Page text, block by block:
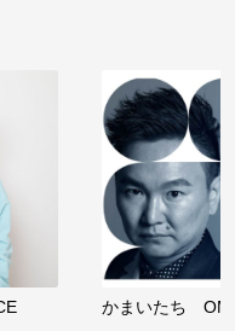
かまいたち